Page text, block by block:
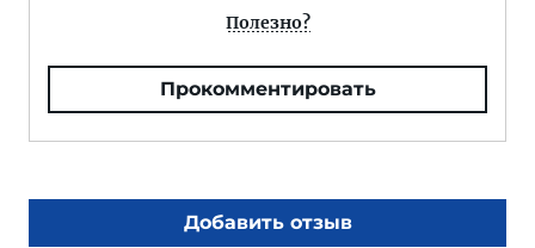
Полезно?
Прокомментировать
Добавить отзыв